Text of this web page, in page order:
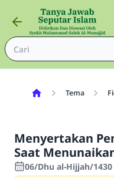
Tema
Menyertakan
Saat
06/Dhu al-Hijjah/